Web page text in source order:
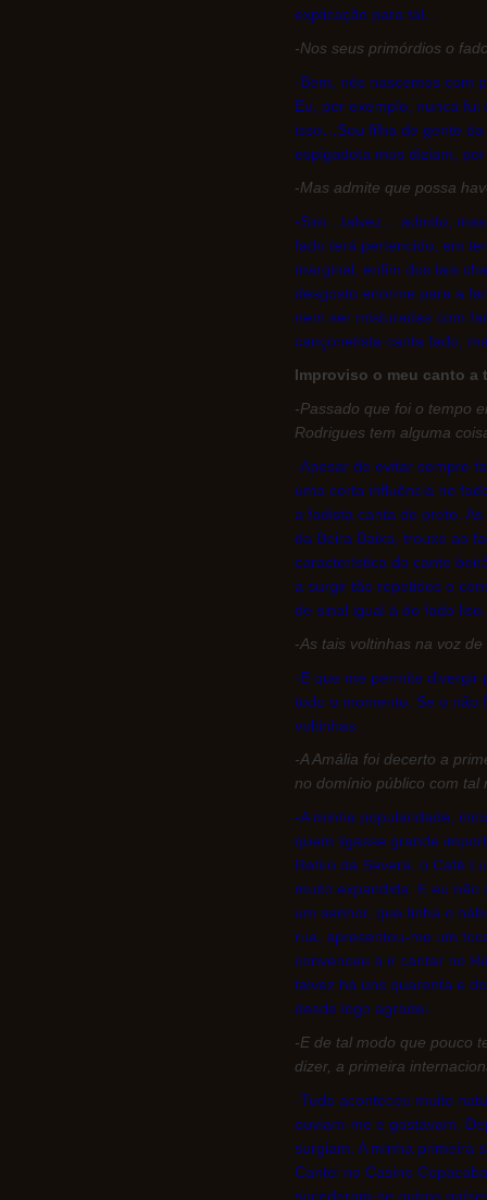
explicação para tal…
-Nos seus primórdios o
-Bem, nós nascemos com
Eu, por exemplo, nunca
isso…Sou filha de gente
espigadota mos diziam,
-Mas admite que possa
-Sim…talvez… admito, mas
fado terá pertencido, em
marginal, enfim dos tais
desgosto enorme para a
nem ser misturadas com
cançonetista canta fado,
Improviso o meu canto a
-Passado que foi o tempo
Rodrigues tem alguma
-Apesar de evitar sempre
uma certa influência no
a fadista canta de preto.
da Beira Baixa, trouxe ao
característica do canto
a surgir tão repetidos e
de sinal igual à do fado liso.
-As tais voltinhas na voz
-E que me permite divergir
todo o momento. Se o não
voltinhas.
-A Amália foi decerto a
no domínio público com
-A minha popularidade,
quem ligasse grande
Retiro da Severa, o Café
muito expandida. E eu
um senhor, que tinha o
rua, apresentou-me um
convenceu a ir cantar no
talvez há uns quarenta e
desde logo agradei…
-E de tal modo que pouco
dizer, a primeira
-Tudo aconteceu muito
ouviam-me e gostavam.
surgiam. A minha primeira
Cantei no Casino
sucederam-se outros